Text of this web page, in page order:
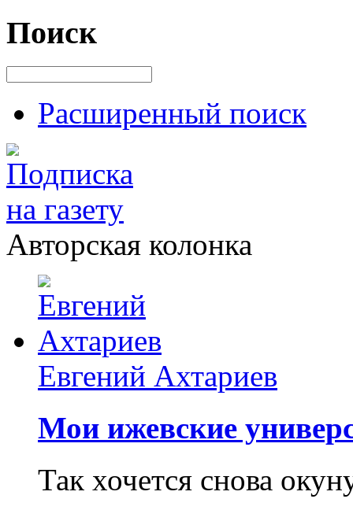
Поиск
Расширенный поиск
Авторская колонка
Евгений Ахтариев
Мои ижевские
Так хочется снова